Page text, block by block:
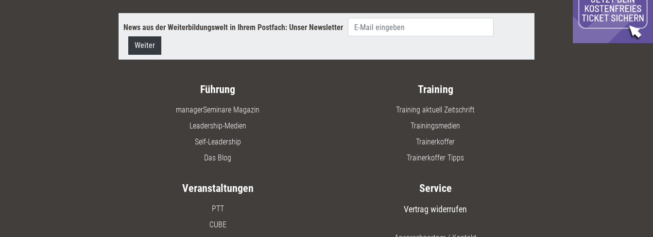
News aus der Weiterbildungswelt in Ihrem Postfach: Unser Newsletter
Weiter
Führung
managerSeminare Magazin
Leadership-Medien
Self-Leadership
Das Blog
Training
Training aktuell Zeitschrift
Trainingsmedien
Trainerkoffer
Trainerkoffer Tipps
Veranstaltungen
PTT
CUBE
Service
Vertrag widerrufen